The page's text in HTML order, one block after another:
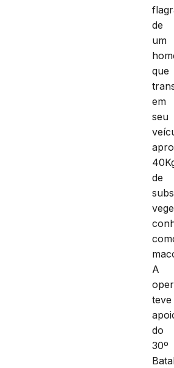
de
um
que
em
seu
de
A
teve
do
30º